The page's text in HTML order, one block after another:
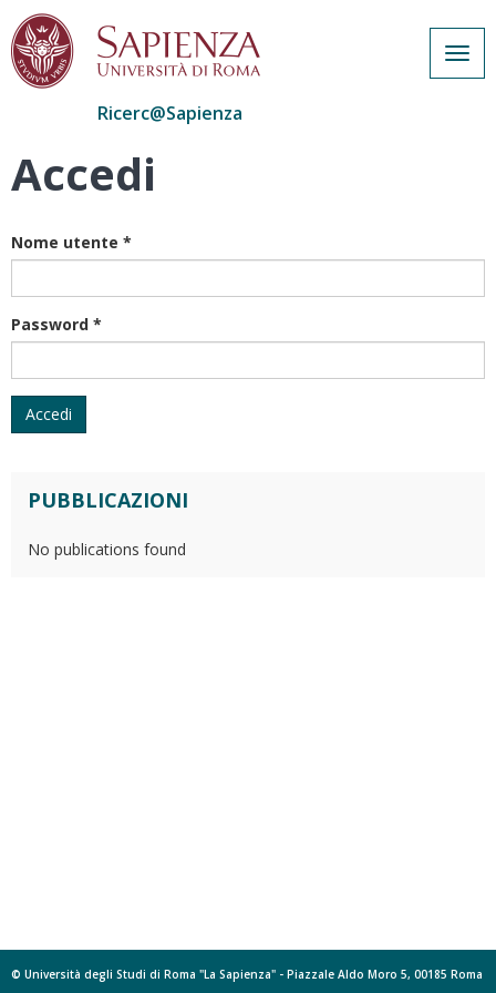
Salta
Ricerc@Sapienza
Accedi
Nome utente *
Password *
Accedi
PUBBLICAZIONI
No publications found
© Università degli Studi di Roma "La Sapienza" - Piazzale Aldo Moro 5, 00185 Roma